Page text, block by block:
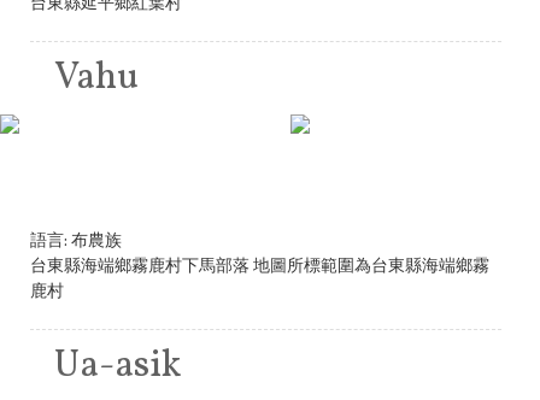
Vahu
語言: 布農族
台東縣海端鄉霧鹿村下馬部落 地圖所標範圍為台東縣海端鄉霧
鹿村
Ua-asik